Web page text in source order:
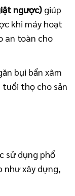
ngược)giúp
khi máy hoạt
an toàn cho
bụi bẩn xâm
tuổi thọ cho sản
sử dụng phổ
như xây dựng,